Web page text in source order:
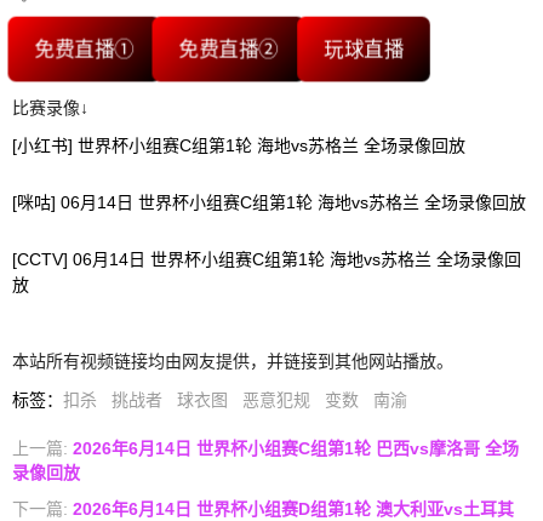
免费直播① 免费直播② 玩球直播
比赛录像↓
[小红书] 世界杯小组赛C组第1轮 海地vs苏格兰 全场录像回放
[咪咕] 06月14日 世界杯小组赛C组第1轮 海地vs苏格兰 全场录像回放
[CCTV] 06月14日 世界杯小组赛C组第1轮 海地vs苏格兰 全场录像回
放
本站所有视频链接均由网友提供，并链接到其他网站播放。
标签： 扣杀 挑战者 球衣图 恶意犯规 变数 南渝
上一篇: 2026年6月14日 世界杯小组赛C组第1轮 巴西vs摩洛哥 全场
录像回放
下一篇: 2026年6月14日 世界杯小组赛D组第1轮 澳大利亚vs土耳其